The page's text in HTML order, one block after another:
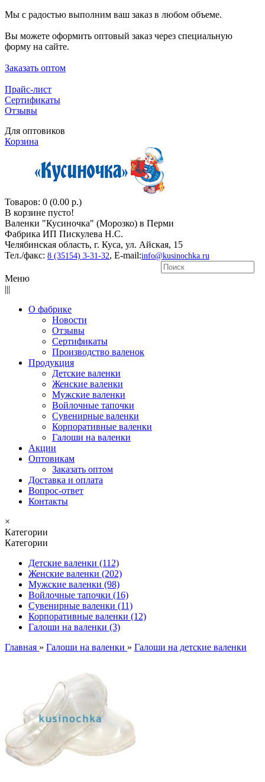
Мы с радостью выполним ваш заказ в любом объеме.
Вы можете оформить оптовый заказ через специальную
форму на сайте.
Заказать оптом
Прайс-лист
Сертификаты
Отзывы
Для оптовиков
Корзина
Товаров: 0 (0.00 р.)
В корзине пусто!
Валенки "Кусиночкa" (Морозко) в Перми
Фабрика ИП Пискулева Н.С.
Челябинская область, г. Куса, ул. Айская, 15
Тел./факс: 8 (35154) 3-31-32, E-mail:info@kusinochka.ru
Меню
|||
О фабрике
Новости
Отзывы
Сертификаты
Производство валенок
Продукция
Детские валенки
Женские валенки
Мужские валенки
Войлочные тапочки
Сувенирные валенки
Корпоративные валенки
Галоши на валенки
Акции
Оптовикам
Заказать оптом
Доставка и оплата
Вопрос-ответ
Контакты
×
Категории
Категории
Детские валенки (112)
Женские валенки (202)
Мужские валенки (98)
Войлочные тапочки (16)
Сувенирные валенки (11)
Корпоративные валенки (12)
Галоши на валенки (3)
Главная » Галоши на валенки » Галоши на детские валенки